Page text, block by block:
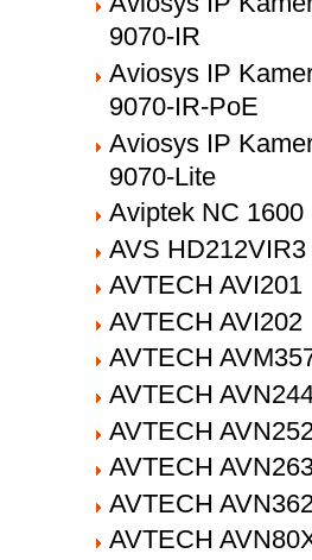
9070-IR
Aviosys IP
9070-IR-PoE
Aviosys IP
9070-Lite
Aviptek NC 1600
AVS HD212VIR3
AVTECH AVI201
AVTECH AVI202
AVTECH
AVTECH
AVTECH
AVTECH
AVTECH
AVTECH